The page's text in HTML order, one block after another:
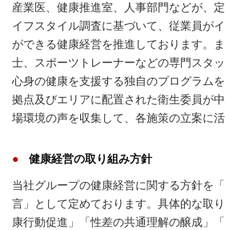
産業医、健康推進室、人事部門などが、
イフスタイル調査に基づいて、従業員が
ができる健康経営を推進しております。
士、スポーツトレーナーなどの専門スタ
心身の健康を支援する独自のプログラム
拠点及びエリアに配置された衛生委員が
場環境の声を収集して、各施策の立案に活
健康経営の取り組み方針
当社グループの健康経営に関する方針を
言」として定めております。具体的な取
康行動促進」「性差の共通理解の醸成」